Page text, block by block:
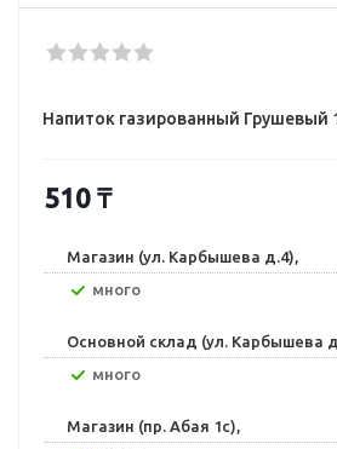
Напиток газированный Грушевый
510 ₸
Магазин (ул. Карбышева д.4),
Много
Основной склад (ул. Карбышева
Много
Магазин (пр. Абая 1с),